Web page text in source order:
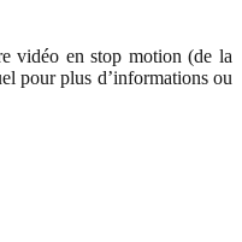
vidéo en stop motion (de la
pour plus d’informations ou